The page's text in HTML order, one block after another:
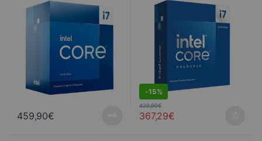
459,90€
-15%
367,29€
429,90€